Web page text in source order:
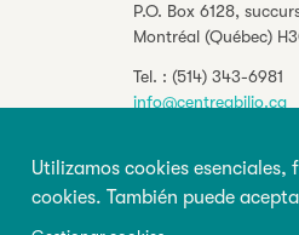
Utilizamos cookies
cookies. También puede
P.O. Box 6128,
Montréal (Québec)
Tel. : (514) 343-6981
info@centreabilio.ca
Síganos
FacebookTwitter Youtube